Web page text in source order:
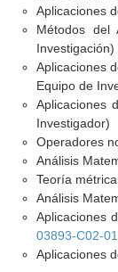
Aplicaciones
Métodos del
Investigación)
Aplicaciones
Equipo de
Aplicaciones
Investigador)
Operadores
Análisis
Teoría
Análisis
Aplicaciones
03893-C02-01
Aplicaciones